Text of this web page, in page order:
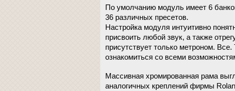
По умолчанию модуль имеет 6
36 различных пресетов.
Настройка модуля интуитивно
присвоить любой звук, а также
присутствует только метроном.
ознакомиться со всеми
Массивная хромированная рама
аналогичных креплений фирмы